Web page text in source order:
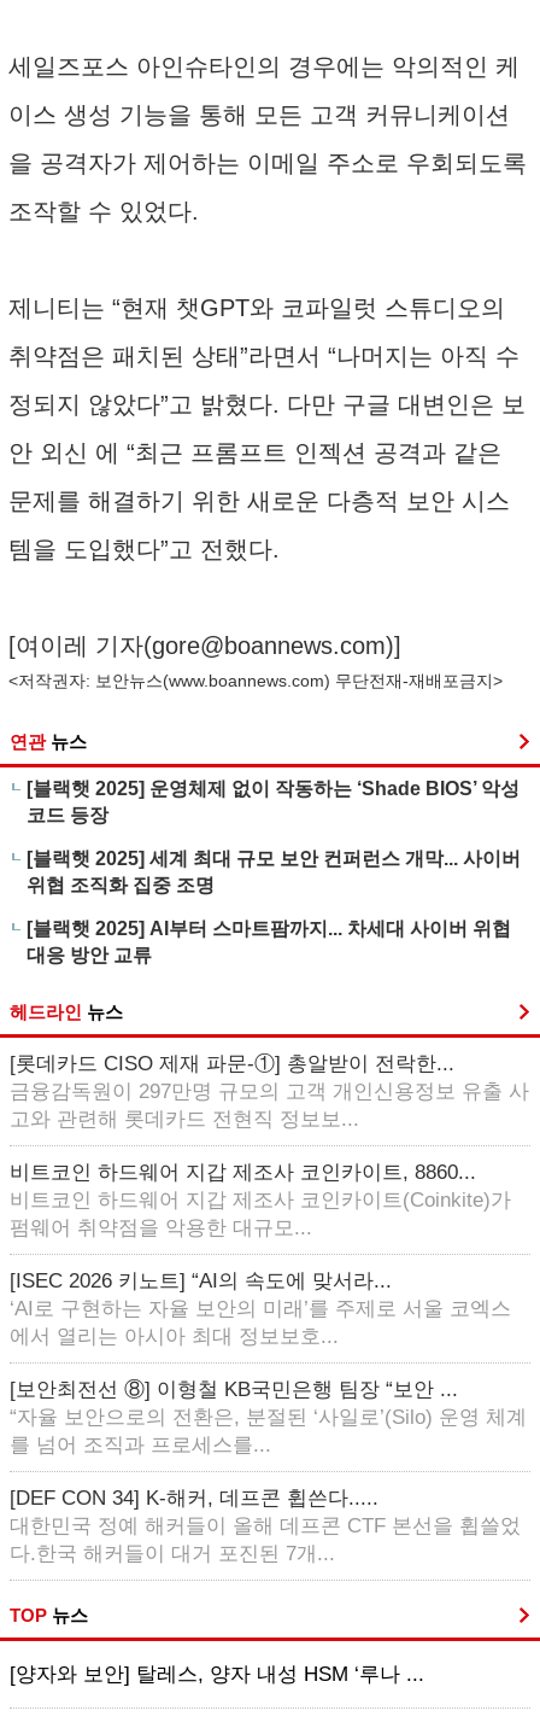
세일즈포스 아인슈타인의 경우에는 악의적인 케
이스 생성 기능을 통해 모든 고객 커뮤니케이션
을 공격자가 제어하는 이메일 주소로 우회되도록
조작할 수 있었다.
제니티는 “현재 챗GPT와 코파일럿 스튜디오의
취약점은 패치된 상태”라면서 “나머지는 아직 수
정되지 않았다”고 밝혔다. 다만 구글 대변인은 보
안 외신 에 “최근 프롬프트 인젝션 공격과 같은
문제를 해결하기 위한 새로운 다층적 보안 시스
템을 도입했다”고 전했다.
[여이레 기자(gore@boannews.com)]
<저작권자: 보안뉴스(www.boannews.com) 무단전재-재배포금지>
연관 뉴스
[블랙햇 2025] 운영체제 없이 작동하는 ‘Shade BIOS’ 악성
코드 등장
[블랙햇 2025] 세계 최대 규모 보안 컨퍼런스 개막... 사이버
위협 조직화 집중 조명
[블랙햇 2025] AI부터 스마트팜까지... 차세대 사이버 위협
대응 방안 교류
헤드라인 뉴스
[롯데카드 CISO 제재 파문-①] 총알받이 전락한...
금융감독원이 297만명 규모의 고객 개인신용정보 유출 사
고와 관련해 롯데카드 전현직 정보보...
비트코인 하드웨어 지갑 제조사 코인카이트, 8860...
비트코인 하드웨어 지갑 제조사 코인카이트(Coinkite)가
펌웨어 취약점을 악용한 대규모...
[ISEC 2026 키노트] “AI의 속도에 맞서라...
‘AI로 구현하는 자율 보안의 미래’를 주제로 서울 코엑스
에서 열리는 아시아 최대 정보보호...
[보안최전선 ⑧] 이형철 KB국민은행 팀장 “보안 ...
“자율 보안으로의 전환은, 분절된 ‘사일로’(Silo) 운영 체계
를 넘어 조직과 프로세스를...
[DEF CON 34] K-해커, 데프콘 휩쓴다.....
대한민국 정예 해커들이 올해 데프콘 CTF 본선을 휩쓸었
다.한국 해커들이 대거 포진된 7개...
TOP 뉴스
[양자와 보안] 탈레스, 양자 내성 HSM ‘루나 ...